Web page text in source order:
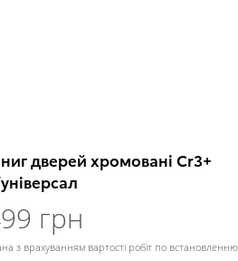
дверей хромовані Cr3+
грн
з врахуванням вартості робіт по встановленню